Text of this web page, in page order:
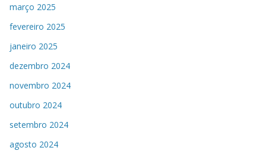
março 2025
fevereiro 2025
janeiro 2025
dezembro 2024
novembro 2024
outubro 2024
setembro 2024
agosto 2024